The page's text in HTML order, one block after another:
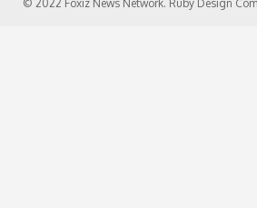
© 2022 Foxiz News Network. Ruby Design